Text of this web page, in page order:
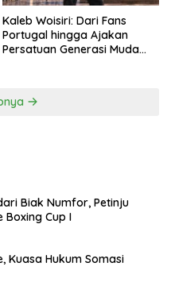
Kaleb Woisiri: Dari Fans
Portugal hingga Ajakan
Persatuan Generasi Muda
Biak Numfor, Petinju
Boxing Cup I
Kuasa Hukum Somasi